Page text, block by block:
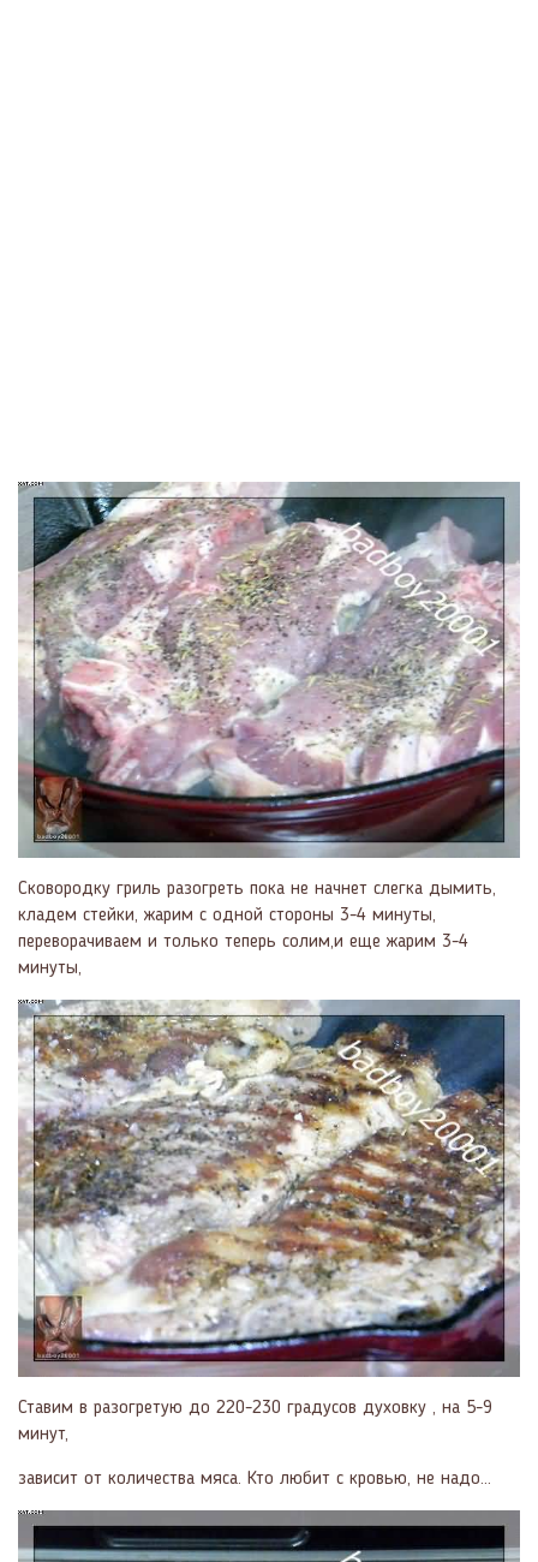
Сковородку гриль разогреть пока не начнет слегка дымить,
кладем стейки, жарим с одной стороны 3-4 минуты,
переворачиваем и только теперь солим,и еще жарим 3-4
минуты,
Ставим в разогретую до 220-230 градусов духовку , на 5-9
минут,
зависит от количества мяса. Кто любит с кровью, не надо...